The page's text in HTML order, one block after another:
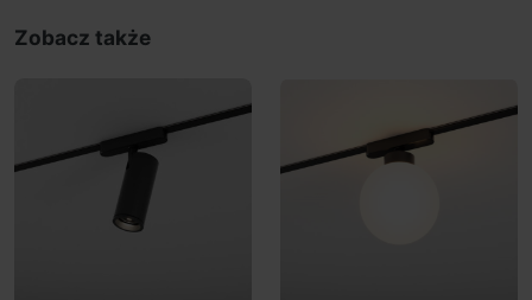
Zobacz także